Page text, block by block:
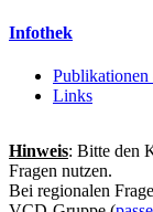
Infothek
Links
Hinweis: Bitte den
Fragen nutzen.
Bei regionalen